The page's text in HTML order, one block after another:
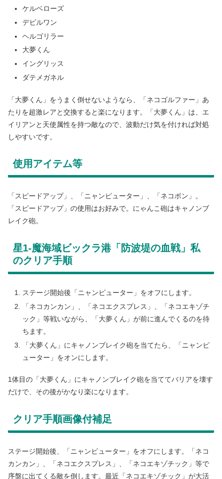
ケルベローズ
デビルワン
ヘルゴリラー
大夢くん
イングリッス
ダテメガネル
「大夢くん」をうまく倒せないようなら、「ネコゴルファー」あ
たりを超激レアと交換すると楽になります。「大夢くん」は、エ
イリアンと天使属性を持つ敵なので、波動だけ気を付ければ対処
しやすいです。
使用アイテム等
「スピードアップ」、「ニャンピューター」、「ネコボン」。
「スピードアップ」の使用はお好みで。にゃんこ砲はキャノンブ
レイク砲。
星1-魔海域ビックラ港「防波堤の血戦」私
のクリア手順
ステージ開始後「ニャンピューター」をオフにします。
「ネコカンカン」、「ネコエクスプレス」、「ネコエキゾチ
ック」等戦いながら、「大夢くん」が前に進んでくるのを待
ちます。
「大夢くん」にキャノンブレイク砲を当てたら、「ニャンピ
ューター」をオンにします。
1体目の「大夢くん」にキャノンブレイク砲を当ててバリアを壊す
だけで、その後がかなり楽になります。
クリア手順画像付補足
ステージ開始後、「ニャンピューター」をオフにします。「ネコ
カンカン」、「ネコエクスプレス」、「ネコエキゾチック」等で
序盤に出てくる敵を倒します。最近「ネコエキゾチック」が大活